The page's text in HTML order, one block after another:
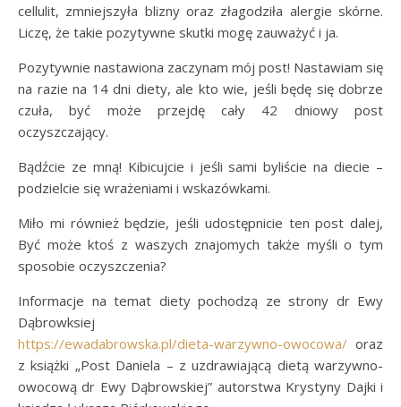
cellulit, zmniejszyła blizny oraz złagodziła alergie skórne.
Liczę, że takie pozytywne skutki mogę zauważyć i ja.
Pozytywnie nastawiona zaczynam mój post! Nastawiam się
na razie na 14 dni diety, ale kto wie, jeśli będę się dobrze
czuła, być może przejdę cały 42 dniowy post
oczyszczający.
Bądźcie ze mną! Kibicujcie i jeśli sami byliście na diecie –
podzielcie się wrażeniami i wskazówkami.
Miło mi również będzie, jeśli udostępnicie ten post dalej,
Być może ktoś z waszych znajomych także myśli o tym
sposobie oczyszczenia?
Informacje na temat diety pochodzą ze strony dr Ewy
Dąbrowksiej
https://ewadabrowska.pl/dieta-warzywno-owocowa/ oraz
z książki „Post Daniela – z uzdrawiającą dietą warzywno-
owocową dr Ewy Dąbrowskiej” autorstwa Krystyny Dajki i